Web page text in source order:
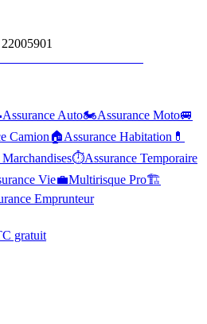
Assurance Auto🏍️Assurance Moto🚐
Camion🏠Assurance Habitation 💊
⏱️Assurance Temporaire
Vie💼Multirisque Pro🏗️
Emprunteur
gratuit